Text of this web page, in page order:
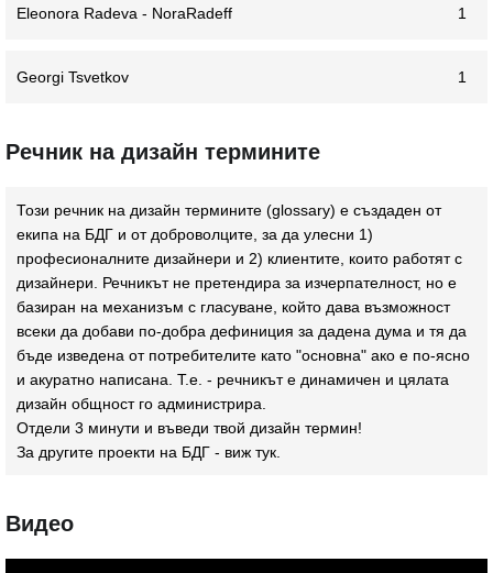
Eleonora Radeva - NoraRadeff 1
Georgi Tsvetkov 1
Речник на дизайн термините
Този речник на дизайн термините (glossary) e създаден от
екипа на БДГ и от доброволците, за да улесни 1)
професионалните дизайнери и 2) клиентите, които работят с
дизайнери. Речникът не претендира за изчерпателност, но е
базиран на механизъм с гласуване, който дава възможност
всеки да добави по-добра дефиниция за дадена дума и тя да
бъде изведена от потребителите като "основна" ако е по-ясно
и акуратно написана. Т.е. - речникът е динамичен и цялата
дизайн общност го администрира.
Отдели 3 минути и въведи твой дизайн термин!
За другите проекти на БДГ - виж тук
Видео